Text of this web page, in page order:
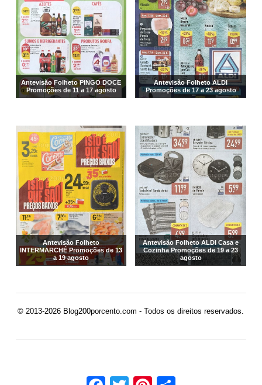
Antevisão Folheto PINGO DOCE
Promoções de 11 a 17 agosto
Antevisão Folheto ALDI
Promoções de 17 a 23 agosto
Antevisão Folheto
INTERMARCHÉ Promoções de 13
a 19 agosto
Antevisão Folheto ALDI Casa e
Cozinha Promoções de 19 a 23
agosto
© 2013-2026 Blog200porcento.com - Todos os direitos reservados.
Facebook Twitter Pinterest